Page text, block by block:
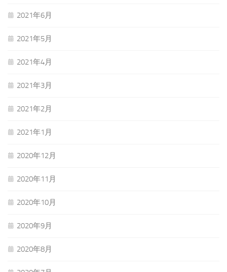
2021年6月
2021年5月
2021年4月
2021年3月
2021年2月
2021年1月
2020年12月
2020年11月
2020年10月
2020年9月
2020年8月